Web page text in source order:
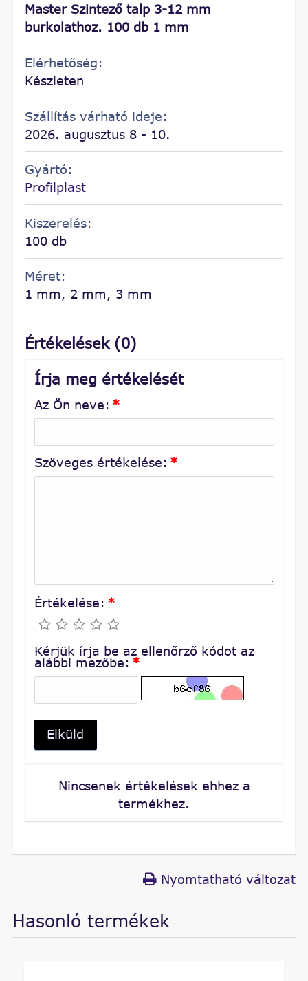
Master Szintező talp 3-12 mm
burkolathoz. 100 db 1 mm
Elérhetőség:
Készleten
Szállítás várható ideje:
2026. augusztus 8 - 10.
Gyártó:
Profilplast
Kiszerelés:
100 db
Méret:
1 mm, 2 mm, 3 mm
Értékelések (0)
Írja meg értékelését
Az Ön neve: *
Szöveges értékelése: *
Értékelése: *
Kérjük írja be az ellenőrző kódot az
alábbi mezőbe: *
Elküld
Nincsenek értékelések ehhez a
termékhez.
Nyomtatható változat
Hasonló termékek